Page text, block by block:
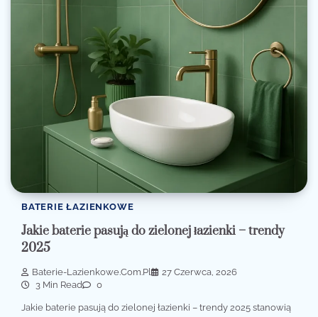
BATERIE ŁAZIENKOWE
Jakie baterie pasują do zielonej łazienki – trendy
2025
Baterie-Lazienkowe.com.pl
27 Czerwca, 2026
3 Min Read
0
Jakie baterie pasują do zielonej łazienki – trendy 2025 stanowią